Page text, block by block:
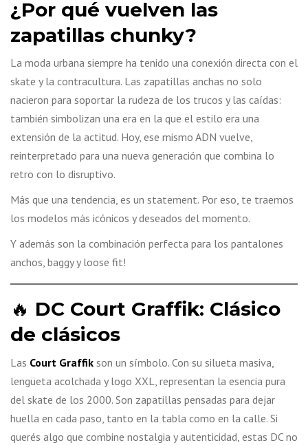
¿Por qué vuelven las
zapatillas chunky?
La moda urbana siempre ha tenido una conexión directa con el
skate y la contracultura. Las zapatillas anchas no solo
nacieron para soportar la rudeza de los trucos y las caídas:
también simbolizan una era en la que el estilo era una
extensión de la actitud. Hoy, ese mismo ADN vuelve,
reinterpretado para una nueva generación que combina lo
retro con lo disruptivo.
Más que una tendencia, es un statement. Por eso, te traemos
los modelos más icónicos y deseados del momento.
Y además son la combinación perfecta para los pantalones
anchos, baggy y loose fit!
🔥 DC Court Graffik: Clásico
de clásicos
Las Court Graffik son un símbolo. Con su silueta masiva,
lengüeta acolchada y logo XXL, representan la esencia pura
del skate de los 2000. Son zapatillas pensadas para dejar
huella en cada paso, tanto en la tabla como en la calle. Si
querés algo que combine nostalgia y autenticidad, estas DC no